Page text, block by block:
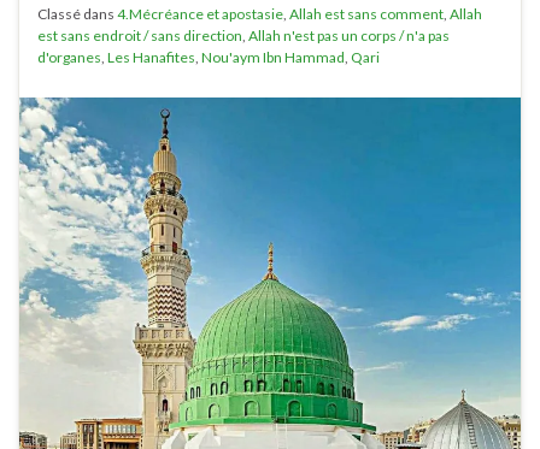
Classé dans 4.Mécréance et apostasie, Allah est sans comment, Allah
est sans endroit / sans direction, Allah n'est pas un corps / n'a pas
d'organes, Les Hanafites, Nou'aym Ibn Hammad, Qari